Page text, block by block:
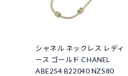
シャネル ネックレス レディ
ース ゴールド CHANEL
ABE254 B22040 NZS80